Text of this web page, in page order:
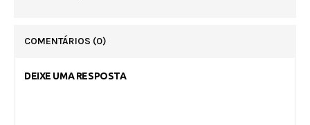
COMENTÁRIOS (0)
DEIXE UMA RESPOSTA